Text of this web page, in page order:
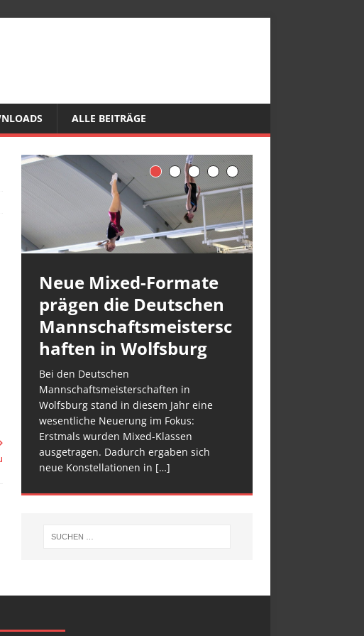
ALLE BEITRÄGE
Neue Mixed-Formate
prägen die Deutschen
Mannschaftsmeistersc
haften in Wolfsburg
Bei den Deutschen
Mannschaftsmeisterschaften in
Wolfsburg stand in diesem Jahr eine
wesentliche Neuerung im Fokus:
Erstmals wurden Mixed-Klassen
ausgetragen. Dadurch ergaben sich
neue Konstellationen in […]